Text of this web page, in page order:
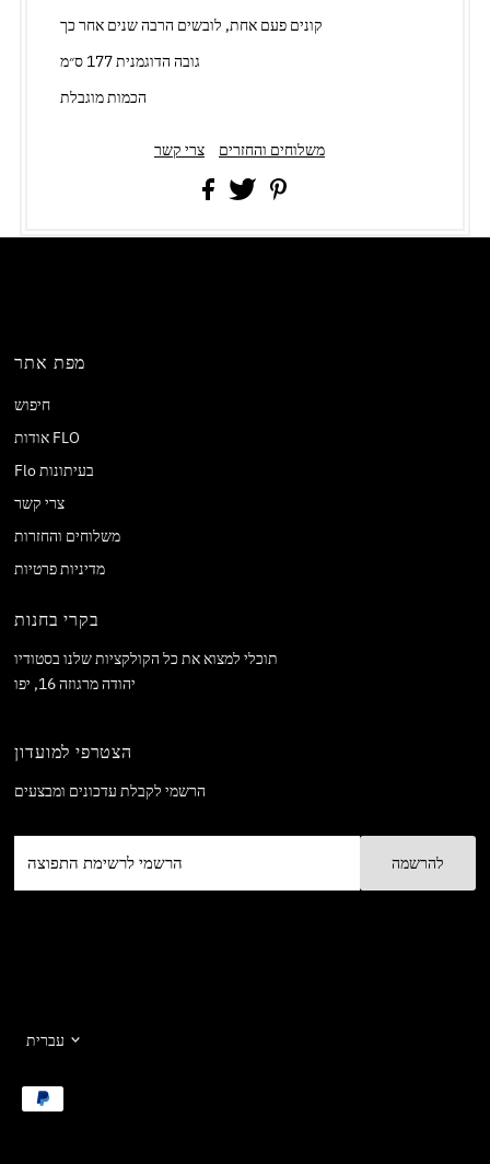
קונים פעם אחת, לובשים הרבה שנים אחר כך
גובה הדוגמנית 177 ס״מ
הכמות מוגבלת
צרי קשר משלוחים והחזרים
מפת אתר
חיפוש
אודות FLO
Flo בעיתונות
צרי קשר
משלוחים והחזרות
מדיניות פרטיות
בקרי בחנות
יהודה מרגוזה 16, יפו
הצטרפי למועדון
הרשמי לקבלת עדכונים ומבצעים
לרשימת
התפוצה
עברית